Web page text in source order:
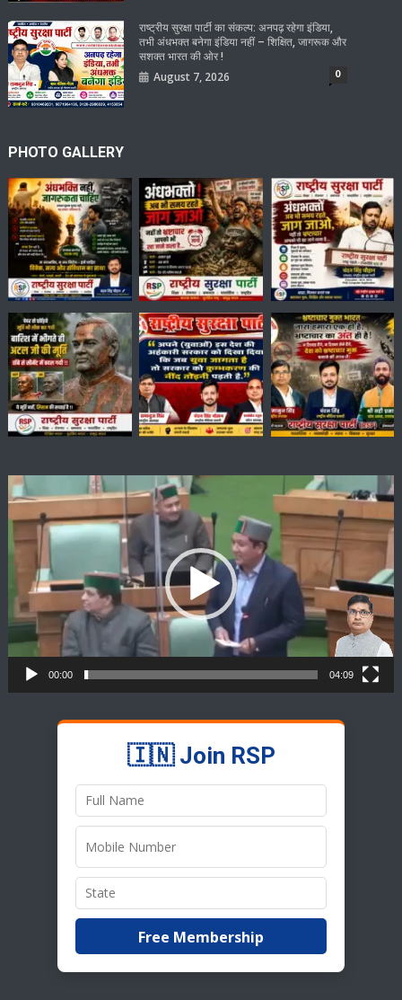
राष्ट्रीय सुरक्षा पार्टी का संकल्प: अनपढ़ रहेगा इंडिया,
तभी अंधभक्त बनेगा इंडिया नहीं – शिक्षित, जागरूक और
सशक्त भारत की ओर !
August 7, 2026 0
PHOTO GALLERY
Video
Player
00:00 04:09
🇮🇳 Join RSP
Free Membership